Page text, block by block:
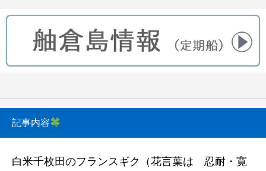
記事内容
白米千枚田のフランスギク（花言葉は 忍耐・寛